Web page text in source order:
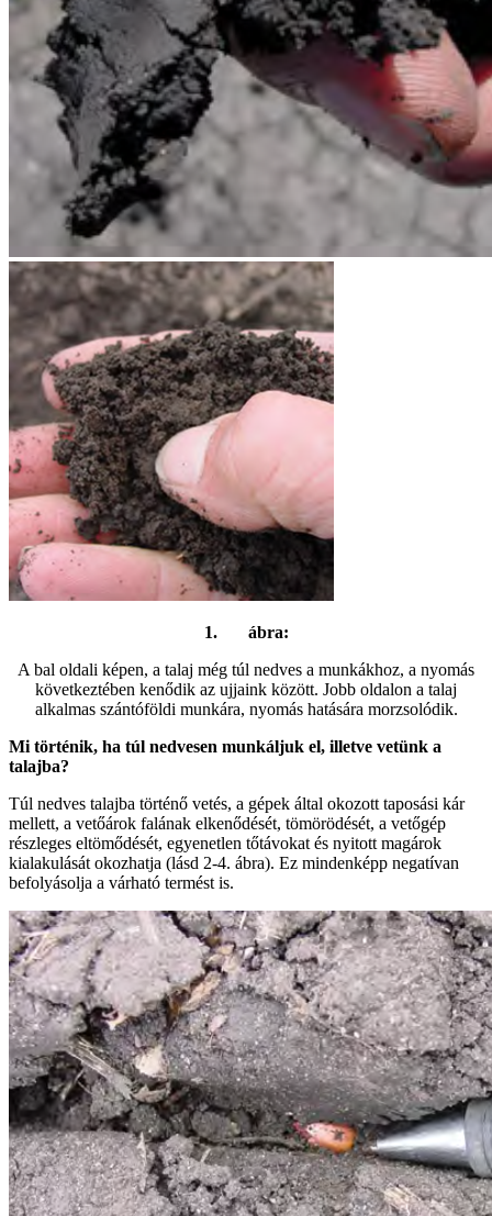
1. ábra:
A bal oldali képen, a talaj még túl nedves a munkákhoz, a nyomás
következtében kenődik az ujjaink között. Jobb oldalon a talaj
alkalmas szántóföldi munkára, nyomás hatására morzsolódik.
Mi történik, ha túl nedvesen munkáljuk el, illetve vetünk a
talajba?
Túl nedves talajba történő vetés, a gépek által okozott taposási kár
mellett, a vetőárok falának elkenődését, tömörödését, a vetőgép
részleges eltömődését, egyenetlen tőtávokat és nyitott magárok
kialakulását okozhatja (lásd 2-4. ábra). Ez mindenképp negatívan
befolyásolja a várható termést is.